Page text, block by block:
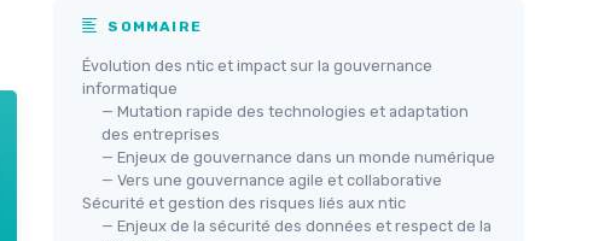
SOMMAIRE
Évolution des ntic et impact sur la gouvernance
informatique
— Mutation rapide des technologies et adaptation
des entreprises
— Enjeux de gouvernance dans un monde numérique
— Vers une gouvernance agile et collaborative
Sécurité et gestion des risques liés aux ntic
— Enjeux de la sécurité des données et respect de la